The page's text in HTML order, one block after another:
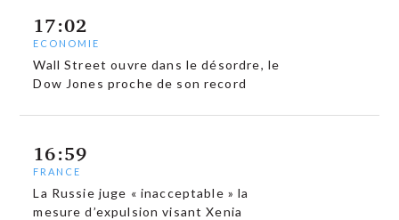
17:02
ECONOMIE
Wall Street ouvre dans le désordre, le
Dow Jones proche de son record
16:59
FRANCE
La Russie juge « inacceptable » la
mesure d’expulsion visant Xenia